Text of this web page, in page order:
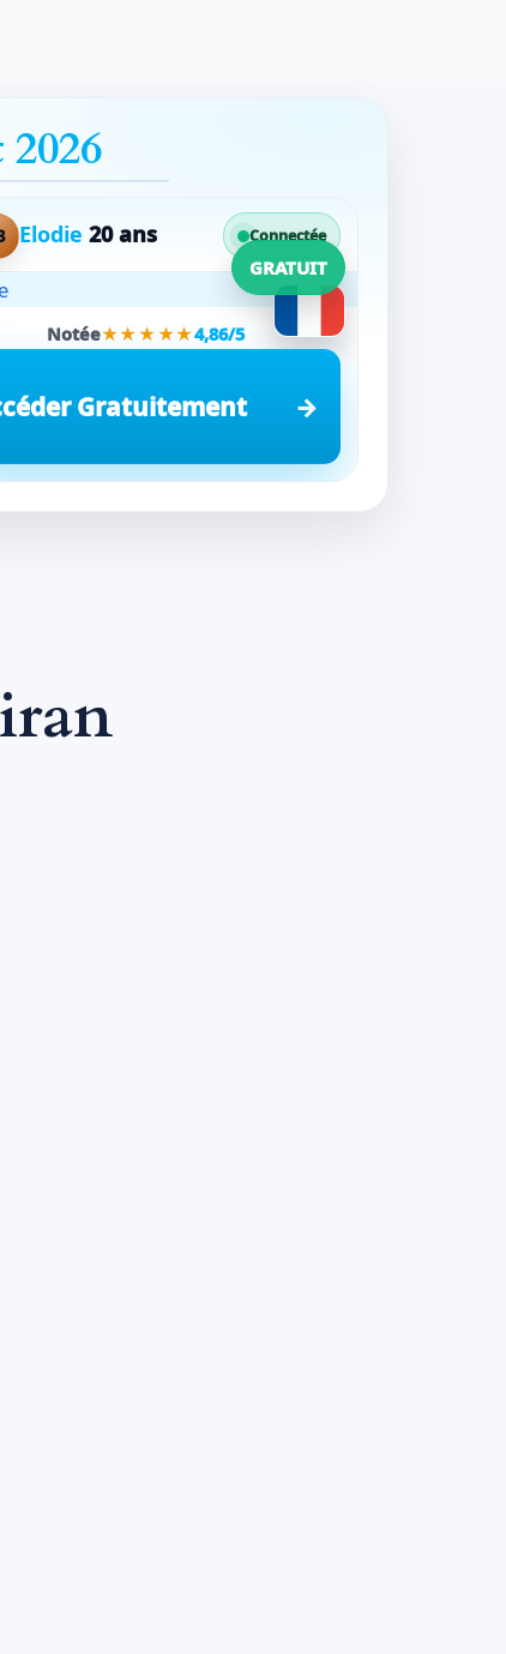
Elodie 20 ans Connectée
GRATUIT
Notée★★★★★4,86/5
Gratuitement